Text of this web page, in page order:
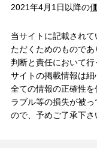
2021年4月1日以降の
当サイトに記載され
ただくためのもので
判断と責任において
サイトの掲載情報は
全ての情報の正確性
ラブル等の損失が被
ので、予めご了承下さ